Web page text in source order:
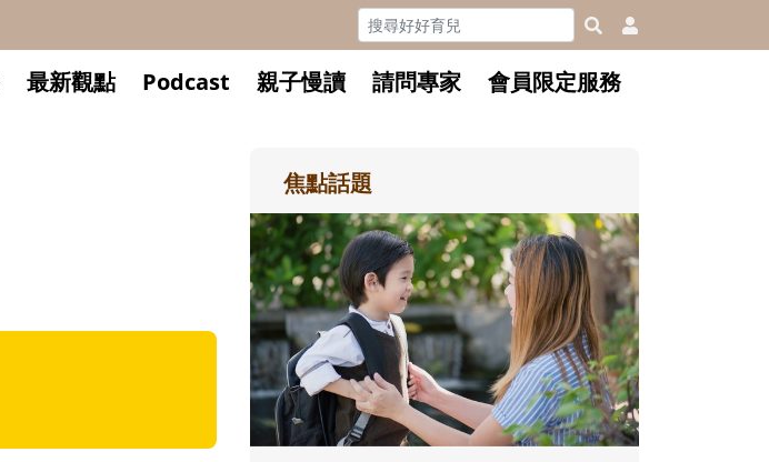
最新觀點 Podcast 親子慢讀 請問專家 會員限定服務
焦點話題